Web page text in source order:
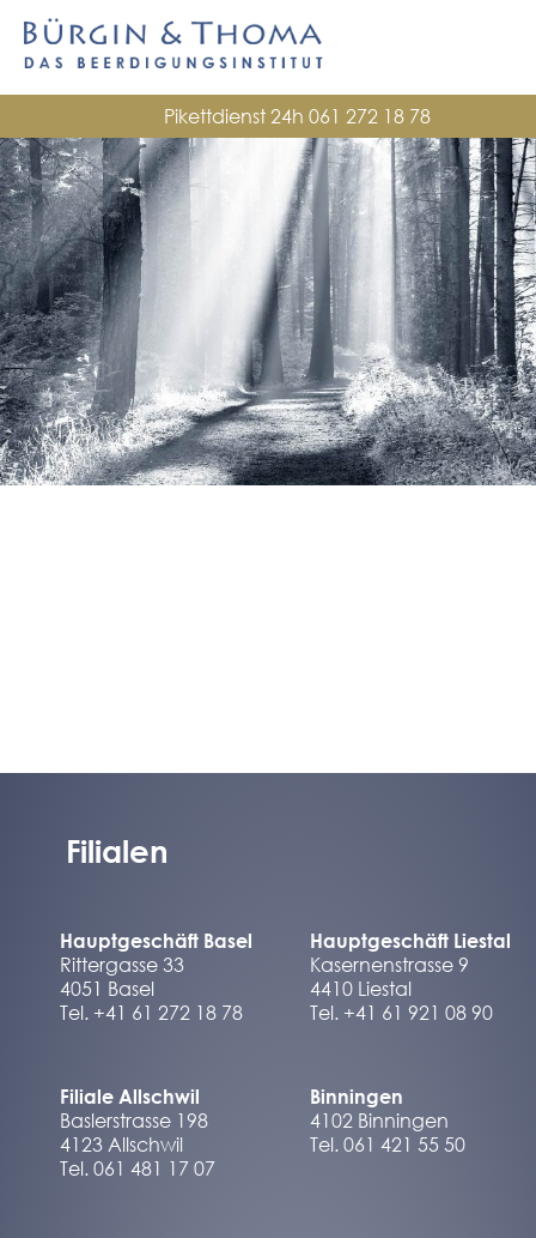
Pikettdienst 24h 061 272 18 78
Filialen
Hauptgeschäft Basel
Rittergasse 33
4051 Basel
Tel. +41 61 272 18 78
Hauptgeschäft Liestal
Kasernenstrasse 9
4410 Liestal
Tel. +41 61 921 08 90
Filiale Allschwil
Baslerstrasse 198
4123 Allschwil
Tel. 061 481 17 07
Binningen
4102 Binningen
Tel. 061 421 55 50